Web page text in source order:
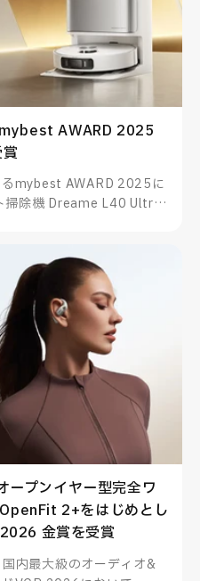
AWARD 2025
るmybest AWARD 2025に
掃除機 Dreame L40 Ultra
プンイヤー型完全ワ
2+をはじめとし
金賞を受賞
内最大級のオーディオ&